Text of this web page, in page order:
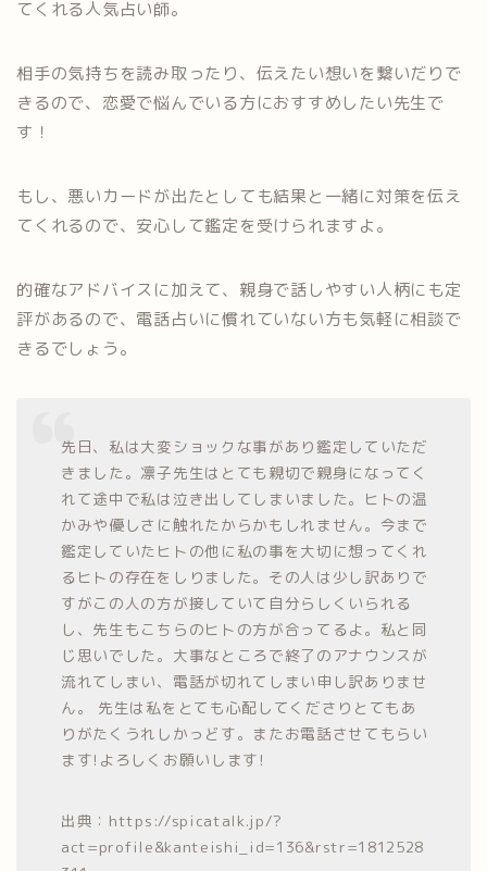
てくれる人気占い師。
相手の気持ちを読み取ったり、伝えたい想いを繋いだりで
きるので、恋愛で悩んでいる方におすすめしたい先生で
す！
もし、悪いカードが出たとしても結果と一緒に対策を伝え
てくれるので、安心して鑑定を受けられますよ。
的確なアドバイスに加えて、親身で話しやすい人柄にも定
評があるので、電話占いに慣れていない方も気軽に相談で
きるでしょう。
先日、私は大変ショックな事があり鑑定していただ
きました。凛子先生はとても親切で親身になってく
れて途中で私は泣き出してしまいました。ヒトの温
かみや優しさに触れたからかもしれません。今まで
鑑定していたヒトの他に私の事を大切に想ってくれ
るヒトの存在をしりました。その人は少し訳ありで
すがこの人の方が接していて自分らしくいられる
し、先生もこちらのヒトの方が合ってるよ。私と同
じ思いでした。大事なところで終了のアナウンスが
流れてしまい、電話が切れてしまい申し訳ありませ
ん。 先生は私をとても心配してくださりとてもあ
りがたくうれしかっどす。またお電話させてもらい
ます!よろしくお願いします!
出典：https://spicatalk.jp/?
act=profile&kanteishi_id=136&rstr=1812528